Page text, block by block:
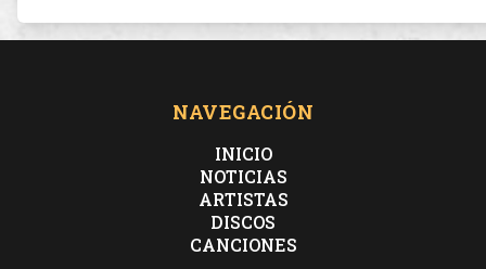
NAVEGACIÓN
INICIO
NOTICIAS
ARTISTAS
DISCOS
CANCIONES